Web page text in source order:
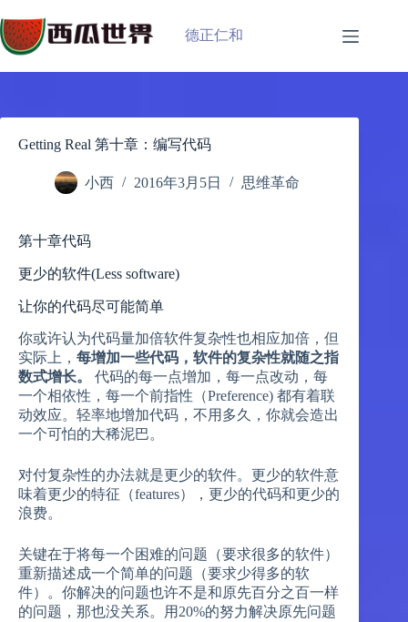
过
内
德正仁和
Getting Real 第十章：编写代码
小西 2016年3月5日 思维革命
第十章代码
更少的软件(Less software)
让你的代码尽可能简单
你或许认为代码量加倍软件复杂性也相应加倍，但
实际上， 每增加一些代码，软件的复杂性就随之指
数式增长。
代码的每一点增加，每一点改动，每
一个相依性，每一个前指性（Preference) 都有着联
动效应。轻率地增加代码，不用多久，你就会造出
一个可怕的大稀泥巴。
对付复杂性的办法就是更少的软件。更少的软件意
味着更少的特征（features），更少的代码和更少的
浪费。
关键在于将每一个困难的问题（要求很多的软件）
重新描述成一个简单的问题（要求少得多的软
件）。你解决的问题也许不是和原先百分之百一样
的问题，那也没关系。用20%的努力解决原先问题